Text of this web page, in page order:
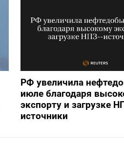
РФ увеличила
июле благодаря
экспорту и загрузке
источники